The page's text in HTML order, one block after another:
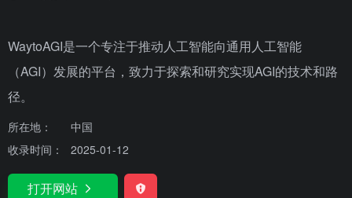
WaytoAGI是一个专注于推动人工智能向通用人工智能
（AGI）发展的平台，致力于探索和研究实现AGI的技术和路
径。
所在地：
中国
收录时间：
2025-01-12
打开网站